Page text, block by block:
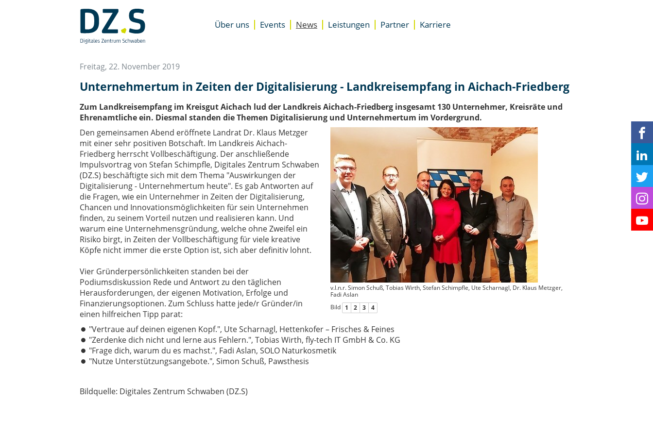
Über uns Events News Leistungen
DZ.S Coaching
Expertenrat
Space
Coworking Space
Meeting- & Eventräume mieten
Start-up Büroräume
Partner Karriere
Freitag, 22. November 2019
Unternehmertum in Zeiten der Digitalisierung - Landkreisempfang in Aichach-Friedberg
Zum Landkreisempfang im Kreisgut Aichach lud der Landkreis Aichach-Friedberg insgesamt 130 Unternehmer, Kreisräte und
Ehrenamtliche ein. Diesmal standen die Themen Digitalisierung und Unternehmertum im Vordergrund.
v.l.n.r. Simon Schuß, Tobias Wirth, Stefan Schimpfle, Ute Scharnagl, Dr. Klaus Metzger,
Fadi Aslan
Bild 1 2 3 4
Den gemeinsamen Abend eröffnete Landrat Dr. Klaus Metzger
mit einer sehr positiven Botschaft. Im Landkreis Aichach-
Friedberg herrscht Vollbeschäftigung. Der anschließende
Impulsvortrag von Stefan Schimpfle, Digitales Zentrum Schwaben
(DZ.S) beschäftigte sich mit dem Thema "Auswirkungen der
Digitalisierung - Unternehmertum heute". Es gab Antworten auf
die Fragen, wie ein Unternehmer in Zeiten der Digitalisierung,
Chancen und Innovationsmöglichkeiten für sein Unternehmen
finden, zu seinem Vorteil nutzen und realisieren kann. Und
warum eine Unternehmensgründung, welche ohne Zweifel ein
Risiko birgt, in Zeiten der Vollbeschäftigung für viele kreative
Köpfe nicht immer die erste Option ist, sich aber definitiv lohnt.
Vier Gründerpersönlichkeiten standen bei der
Podiumsdiskussion Rede und Antwort zu den täglichen
Herausforderungen, der eigenen Motivation, Erfolge und
Finanzierungsoptionen. Zum Schluss hatte jede/r Gründer/in
einen hilfreichen Tipp parat:
"Vertraue auf deinen eigenen Kopf.", Ute Scharnagl, Hettenkofer – Frisches & Feines
"Zerdenke dich nicht und lerne aus Fehlern.", Tobias Wirth, fly-tech IT GmbH & Co. KG
"Frage dich, warum du es machst.", Fadi Aslan, SOLO Naturkosmetik
"Nutze Unterstützungsangebote.", Simon Schuß, Pawsthesis
Bildquelle: Digitales Zentrum Schwaben (DZ.S)